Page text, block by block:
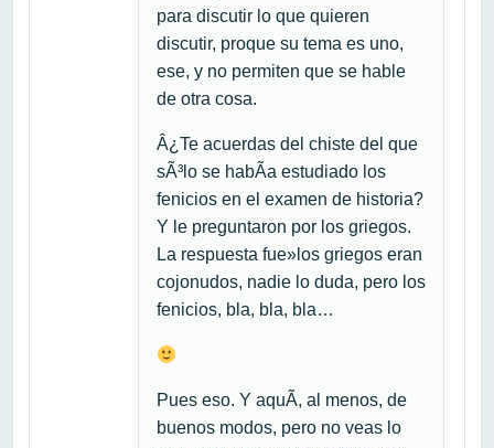
para discutir lo que quieren
discutir, proque su tema es uno,
ese, y no permiten que se hable
de otra cosa.
Â¿Te acuerdas del chiste del que
sÃ³lo se habÃ­a estudiado los
fenicios en el examen de historia?
Y le preguntaron por los griegos.
La respuesta fue»los griegos eran
cojonudos, nadie lo duda, pero los
fenicios, bla, bla, bla…
Pues eso. Y aquÃ­, al menos, de
buenos modos, pero no veas lo